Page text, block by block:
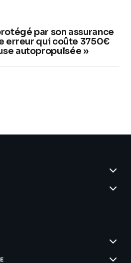
par son assurance
erreur qui coûte 3750€
autopropulsée »